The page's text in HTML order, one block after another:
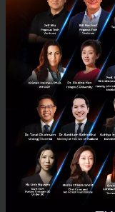
ผันผวนที่อาจเกิดขึ้
ไร ขาดทุนของกลุ่ม
าไรจากการลงทุนดั
ระบุ เป็น “สินค้าค
ด้วยราคาทุน หรือ
จะต่ํา กว่า ด้วยนโ
จะแสดงกําไรของ
และ เกิดกําไรเท่า
เมื่อมีมูลค่าการลง
เงินลงทุน